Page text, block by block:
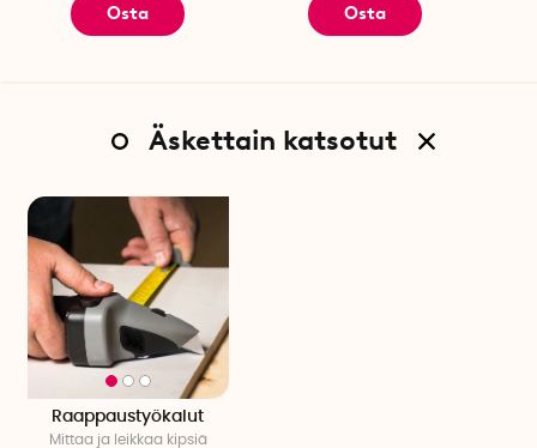
Osta Osta
Äskettain katsotut
Raappaustyökalut
Mittaa ja leikkaa kipsiä